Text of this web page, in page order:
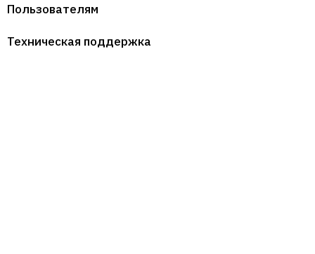
Пользователям
Техническая поддержка